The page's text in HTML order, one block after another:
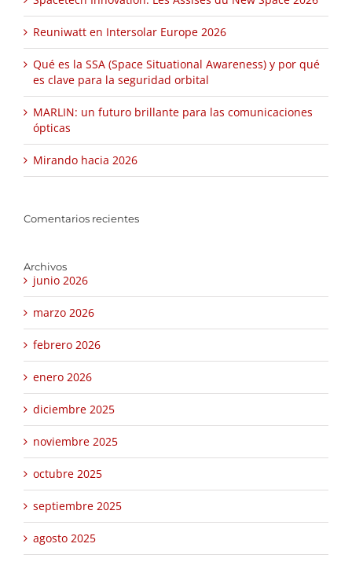
Reuniwatt en Intersolar Europe 2026
Qué es la SSA (Space Situational Awareness) y por qué
es clave para la seguridad orbital
MARLIN: un futuro brillante para las comunicaciones
ópticas
Mirando hacia 2026
Comentarios recientes
Archivos
junio 2026
marzo 2026
febrero 2026
enero 2026
diciembre 2025
noviembre 2025
octubre 2025
septiembre 2025
agosto 2025